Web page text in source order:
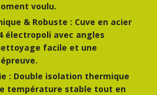
voulu.
& Robuste : Cuve en acier
électropoli avec angles
facile et une
: Double isolation thermique
température stable tout en